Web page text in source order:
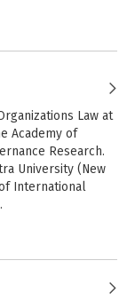
Law at
Academy of
Research.
University (New
International